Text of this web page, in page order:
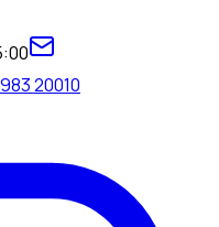
20010